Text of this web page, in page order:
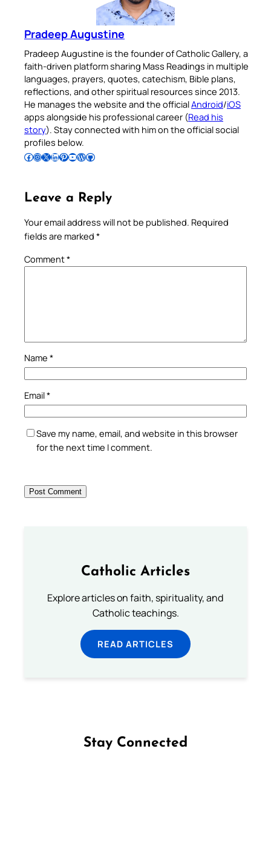
Pradeep Augustine
Pradeep Augustine is the founder of Catholic Gallery, a
faith-driven platform sharing Mass Readings in multiple
languages, prayers, quotes, catechism, Bible plans,
reflections, and other spiritual resources since 2013.
He manages the website and the officialAndroid/iOS
apps alongside his professional career (Read his
story). Stay connected with him on the official social
profiles below.
Follow Pradeep on Facebook Follow Pradeep on InstagramFollow Pradeep on X Follow Pradeep on LinkedIn Follow Pradeep on Pinterest Subscribe to Pradeep’s Youtube Channel Follow Pradeep on WordPress Follow Pradeep on GitHub
Leave a Reply
Your email address will not be published. Required
fields are marked *
Comment*
Name *
Email*
Save my name, email, and website in this browser
for the next time I comment.
Catholic Articles
Explore articles on faith, spirituality, and
Catholic teachings.
READ ARTICLES
Stay Connected